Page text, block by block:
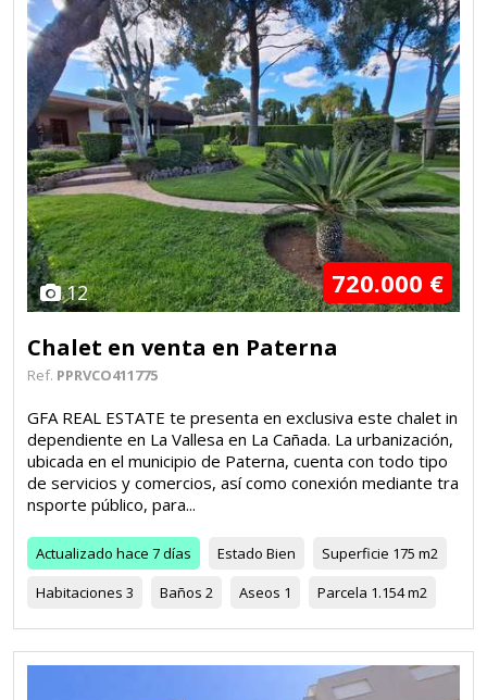
12 720.000 €
Chalet en venta en Paterna
Ref. PPRVCO411775
GFA REAL ESTATE te presenta en exclusiva este chalet in
dependiente en La Vallesa en La Cañada. La urbanización,
ubicada en el municipio de Paterna, cuenta con todo tipo
de servicios y comercios, así como conexión mediante tra
nsporte público, para...
Actualizado hace 7 días Estado Bien Superficie 175 m2
Habitaciones 3 Baños 2 Aseos 1 Parcela 1.154 m2